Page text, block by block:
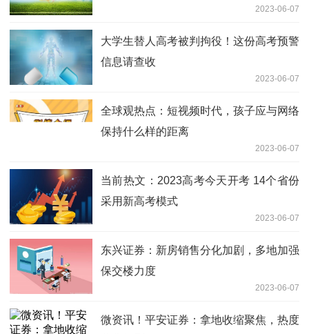
2023-06-07
大学生替人高考被判拘役！这份高考预警
信息请查收
2023-06-07
全球观热点：短视频时代，孩子应与网络
保持什么样的距离
2023-06-07
当前热文：2023高考今天开考 14个省份
采用新高考模式
2023-06-07
东兴证券：新房销售分化加剧，多地加强
保交楼力度
2023-06-07
微资讯！平安证券：拿地收缩聚焦，热度